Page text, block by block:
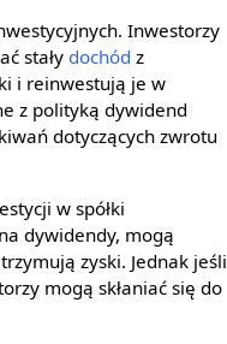
Inwestorzy
stały dochód z
i reinwestują je w
z polityką dywidend
dotyczących zwrotu
w spółki
dywidendy, mogą
zyski. Jednak jeśli
mogą skłaniać się do